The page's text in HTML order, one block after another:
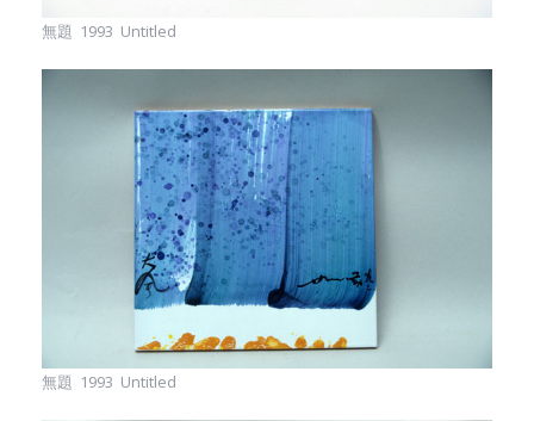
無題 1993 Untitled
無題 1993 Untitled